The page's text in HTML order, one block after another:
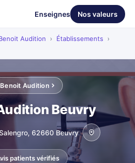
Enseignes Nos valeurs
Audition › Établissements
›
Benoit Audition
Beuvry
62660 Beuvry
patients vérifiés